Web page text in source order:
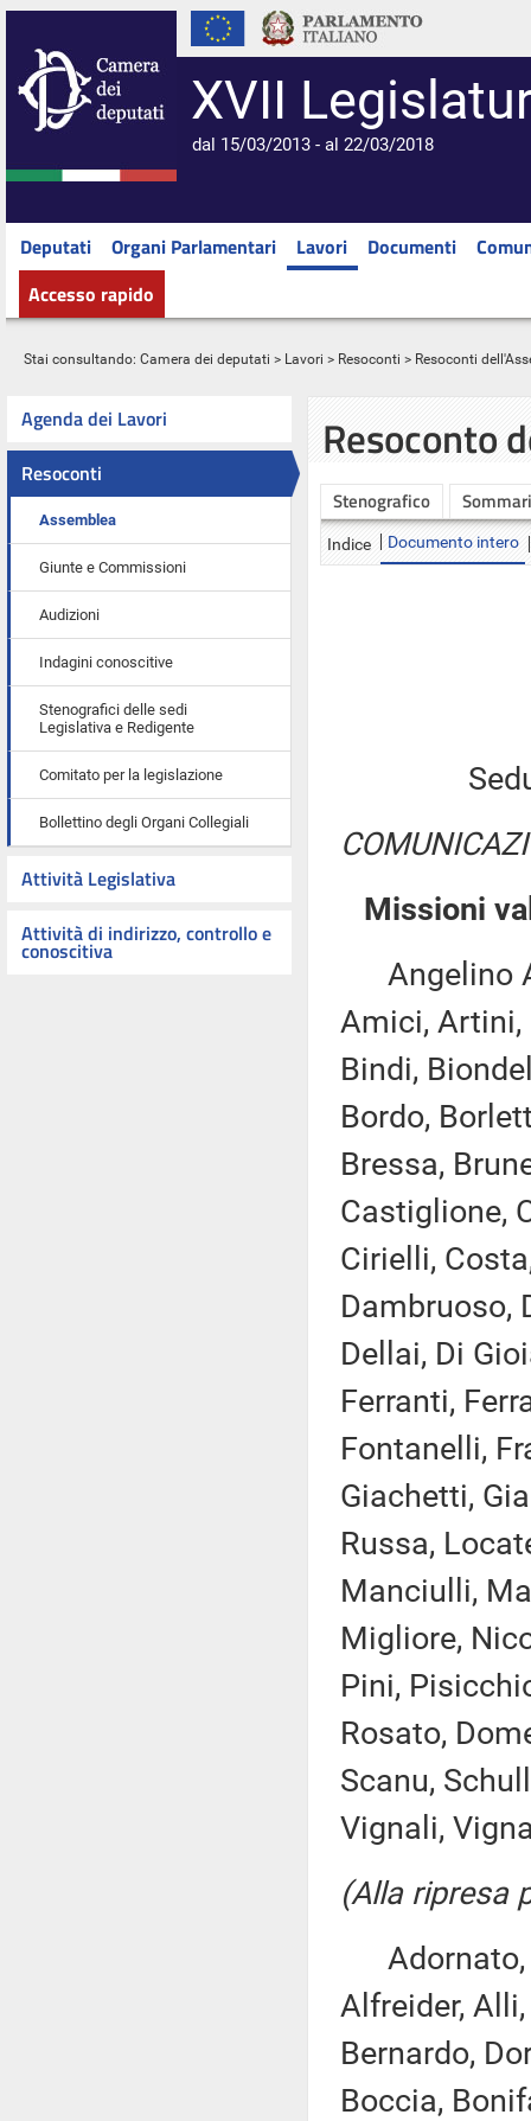
XVII
dal 15/03/2013 - al 22/03/2018
Deputati Organi Parlamentari Lavori Documenti
Accesso rapido
Stai consultando: Camera dei deputati > Lavori > Resoconti > Resoconti
Agenda dei Lavori
Resoconti
Assemblea
Giunte e Commissioni
Audizioni
Indagini conoscitive
Stenografici delle sedi
Legislativa e Redigente
Comitato per la legislazione
Bollettino degli Organi Collegiali
Attività Legislativa
Attività di indirizzo, controllo e
conoscitiva
Resoconto
Stenografico
Indice Documento intero
Missioni
Angelino
Amici, Artini,
Bindi,
Bordo,
Bressa,
Castiglione,
Cirielli,
Dambruoso,
Dellai, Di
Ferranti,
Fontanelli,
Giachetti,
Russa,
Manciulli,
Migliore,
Pini,
Rosato,
Scanu,
Vignali,
(Alla ripresa
Adornato,
Alfreider,
Bernardo,
Boccia,